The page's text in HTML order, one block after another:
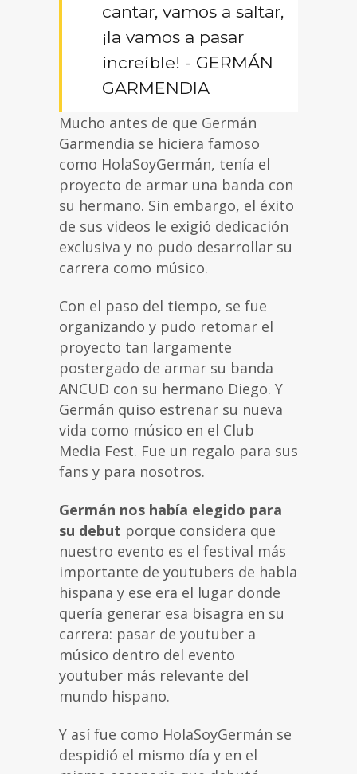
cantar, vamos a saltar,
¡la vamos a pasar
increíble! - GERMÁN
GARMENDIA
Mucho antes de que Germán
Garmendia se hiciera famoso
como HolaSoyGermán, tenía el
proyecto de armar una banda con
su hermano. Sin embargo, el éxito
de sus videos le exigió dedicación
exclusiva y no pudo desarrollar su
carrera como músico.
Con el paso del tiempo, se fue
organizando y pudo retomar el
proyecto tan largamente
postergado de armar su banda
ANCUD con su hermano Diego. Y
Germán quiso estrenar su nueva
vida como músico en el Club
Media Fest. Fue un regalo para sus
fans y para nosotros.
Germán nos había elegido para
su debut porque considera que
nuestro evento es el festival más
importante de youtubers de habla
hispana y ese era el lugar donde
quería generar esa bisagra en su
carrera: pasar de youtuber a
músico dentro del evento
youtuber más relevante del
mundo hispano.
Y así fue como HolaSoyGermán se
despidió el mismo día y en el